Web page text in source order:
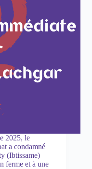
2025, le
a condamné
(Ibtissame)
ferme et à une